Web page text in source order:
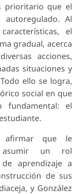
prioritario que el
Al
el
gradual, acerca
acciones,
situaciones y
ello se logra,
social en que
fundamental: el
afirmar que le
asumir un rol
aprendizaje a
de sus
y González